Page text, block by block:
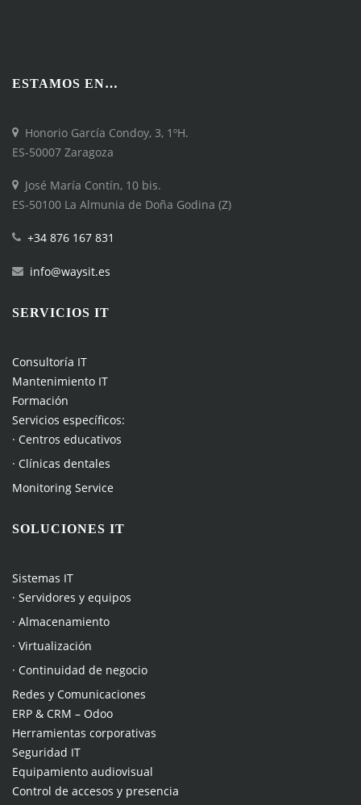
ESTAMOS EN…
Honorio García Condoy, 3, 1ºH.
ES-50007 Zaragoza
José María Contín, 10 bis.
ES-50100 La Almunia de Doña Godina (Z)
+34 876 167 831
info@waysit.es
SERVICIOS IT
Consultoría IT
Mantenimiento IT
Formación
Servicios específicos:
· Centros educativos
· Clínicas dentales
Monitoring Service
SOLUCIONES IT
Sistemas IT
· Servidores y equipos
· Almacenamiento
· Virtualización
· Continuidad de negocio
Redes y Comunicaciones
ERP & CRM – Odoo
Herramientas corporativas
Seguridad IT
Equipamiento audiovisual
Control de accesos y presencia